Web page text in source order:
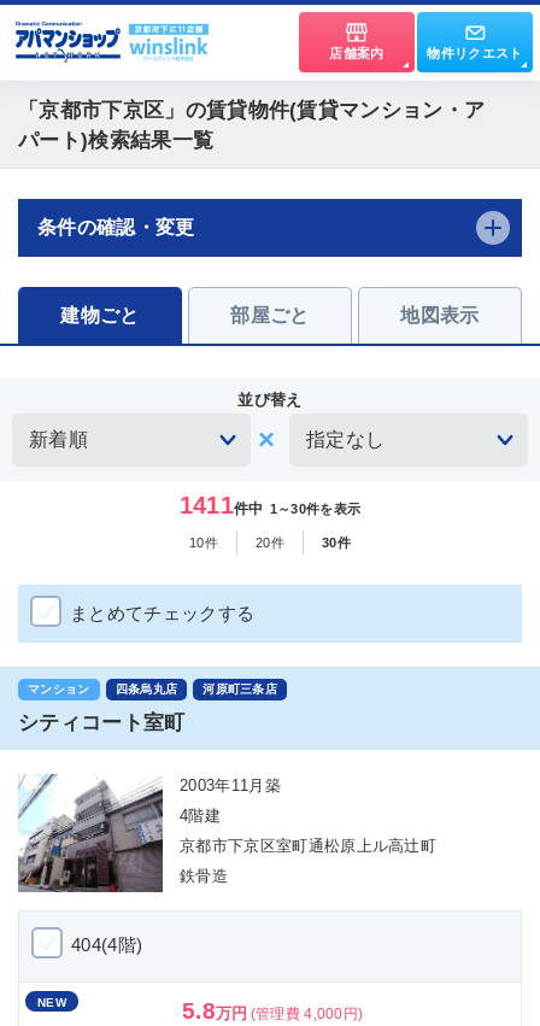
店舗案内 物件リクエスト
「京都市下京区」 の賃貸物件(賃貸マンション・ア
パート)検索結果一覧
条件の確認・変更
建物ごと 部屋ごと 地図表示
並び替え
1411件中 1～30件を表示
10件 20件 30件
まとめてチェックする
マンション 四条烏丸店 河原町三条店
シティコート室町
2003年11月築
4階建
京都市下京区室町通松原上ル高辻町
鉄骨造
404(4階)
NEW 5.8万円 (管理費 4,000円)